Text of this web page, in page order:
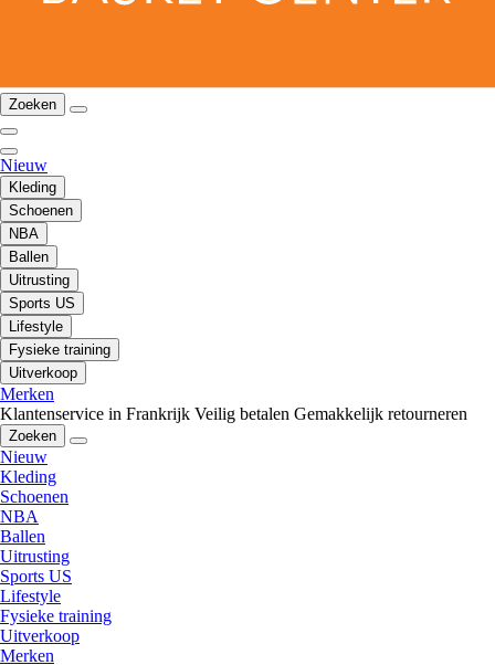
Zoeken
Nieuw
Kleding
Schoenen
NBA
Ballen
Uitrusting
Sports US
Lifestyle
Fysieke training
Uitverkoop
Merken
Klantenservice in Frankrijk Veilig betalen Gemakkelijk retourneren
Zoeken
Nieuw
Kleding
Schoenen
NBA
Ballen
Uitrusting
Sports US
Lifestyle
Fysieke training
Uitverkoop
Merken